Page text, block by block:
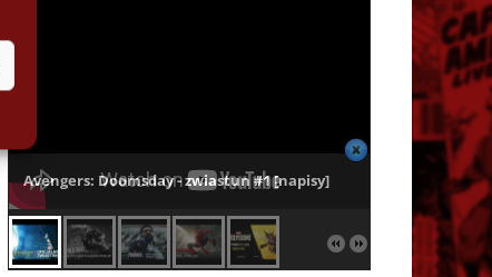
Avengers: Doomsday - zwiastun #1 [napisy]